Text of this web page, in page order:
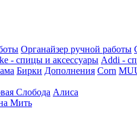
Органайзер ручной работы
- спицы и аксессуары Addi -
Бирки Дополнения Corn
Слобода Алиса
Мить